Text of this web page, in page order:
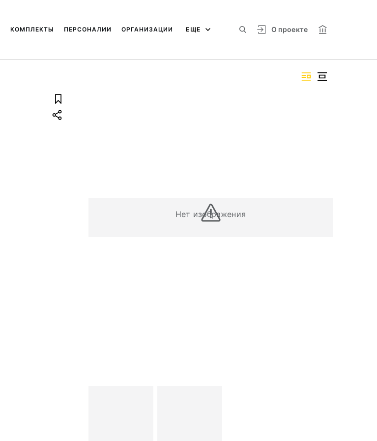
О проекте
КОМПЛЕКТЫ ПЕРСОНАЛИИ ОРГАНИЗАЦИИ ЕЩЕ
Нет изображения